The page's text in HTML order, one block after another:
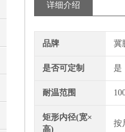
详细介绍
品牌 冀
是否可定制 是
耐温范围
矩形内径(宽×
高)
按